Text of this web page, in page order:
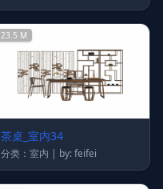
23.5 M
茶桌_室内34
分类：室内 | by: feifei